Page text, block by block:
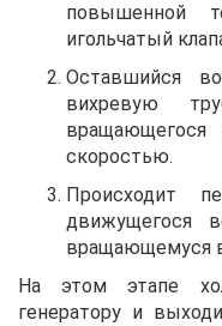
повышенной
игольчатый
Оставшийся
вихревую
вращающегося
скоростью.
Происходит
движущегося
вращающемуся
На этом этапе
генератору и